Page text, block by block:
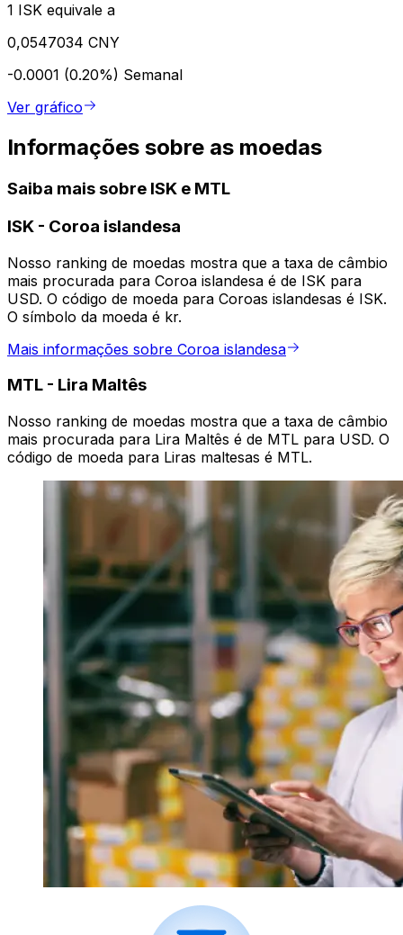
1 ISK equivale a
0,0547034 CNY
-0.0001 (0.20%) Semanal
Ver gráfico
Informações sobre as moedas
Saiba mais sobre ISK e MTL
ISK - Coroa islandesa
Nosso ranking de moedas mostra que a taxa de câmbio
mais procurada para Coroa islandesa é de ISK para
USD. O código de moeda para Coroas islandesas é ISK.
O símbolo da moeda é kr.
Mais informações sobre Coroa islandesa
MTL - Lira Maltês
Nosso ranking de moedas mostra que a taxa de câmbio
mais procurada para Lira Maltês é de MTL para USD. O
código de moeda para Liras maltesas é MTL.